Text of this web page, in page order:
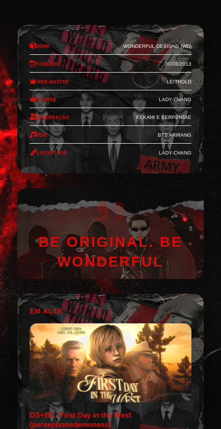
Nome Wonderful Designs (WD)
Fundado 30/08/2013
Web-Master Leithold
Co-Web Lady-Chang
Moderação Kekahi e Serpentae
Feat BTS Arirang
Layout por Lady-Chang
BE ORIGINAL. BE
WONDERFUL
EM ALTA
DS+BC: First Day in the West
(persephonedemoness)